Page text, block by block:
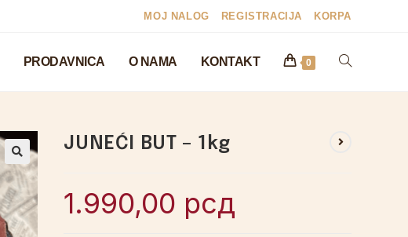
MOJ NALOG REGISTRACIJA KORPA
PRODAVNICA O NAMA KONTAKT 0
🔍
JUNEĆI BUT – 1kg
1.990,00 рсд